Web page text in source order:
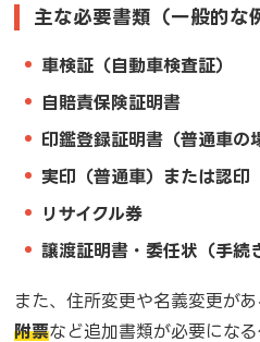
主な必要書類（一般的な
車検証（自動車検査証）
自賠責保険証明書
印鑑登録証明書（普通車の
実印（普通車）または認印
リサイクル券
譲渡証明書・委任状（手続
また、住所変更や名義変更が
附票など追加書類が必要になる